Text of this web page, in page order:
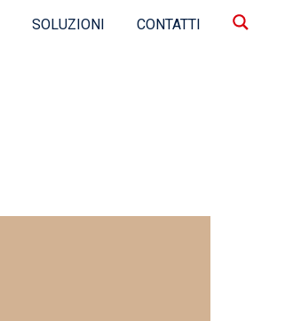
SOLUZIONI CONTATTI